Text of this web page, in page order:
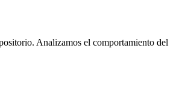
Analizamos el comportamiento del